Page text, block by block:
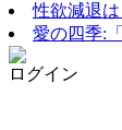
性欲減退
愛の四季:
ログイン